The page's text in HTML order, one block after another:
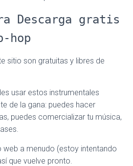
Descarga gratis
hop
sitio son gratuitas y libres de
usar estos instrumentales
de la gana: puedes hacer
puedes comercializar tu música,
a menudo (estoy intentando
que vuelve pronto.